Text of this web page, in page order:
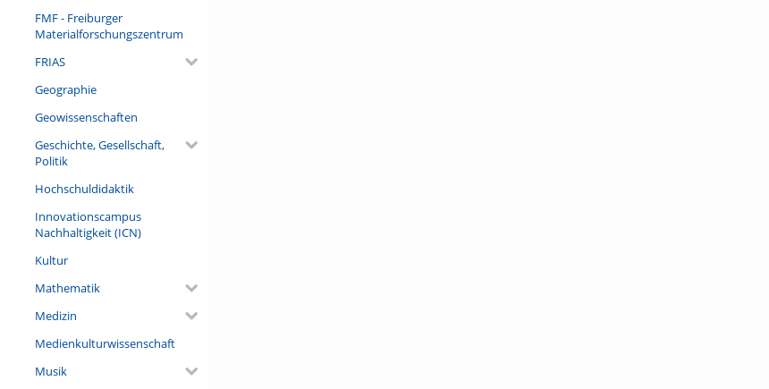
FMF - Freiburger
Materialforschungszentrum
FRIAS
Geographie
Geowissenschaften
Geschichte, Gesellschaft,
Politik
Hochschuldidaktik
Innovationscampus
Nachhaltigkeit (ICN)
Kultur
Mathematik
Medizin
Medienkulturwissenschaft
Musik